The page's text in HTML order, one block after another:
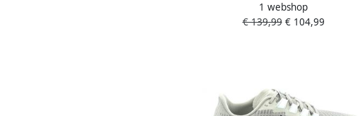
Neapolitan Roze Sneakers Dames
Doos Zonder Deksel
1 webshop
€ 139,99€ 104,99